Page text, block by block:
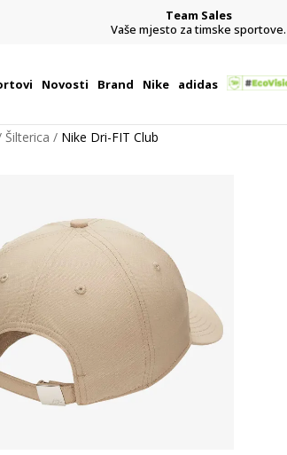
Team Sales
Vaše mjesto za timske sportove.
Novosti Brand Nike adidas
Šilterica Nike Dri-FIT Club